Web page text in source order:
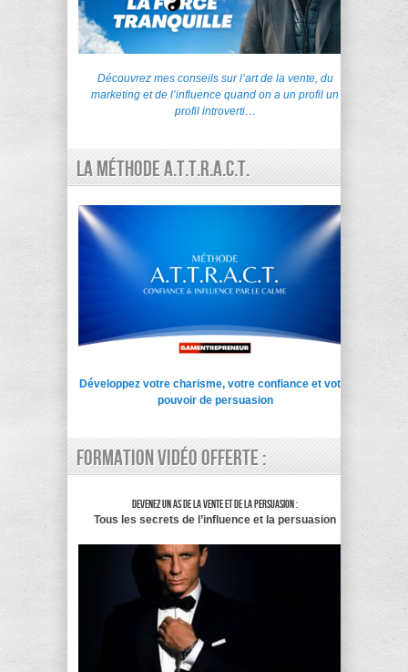
Découvrez mes conseils sur l’art de la vente, du
marketing et de l’influence quand on a un profil un
profil introverti…
La Méthode A.T.T.R.A.C.T.
Développez votre charisme, votre confiance et votre
pouvoir de persuasion
Formation vidéo offerte :
Devenez un as de la vente et de la persuasion :
Tous les secrets de l’influence et la persuasion